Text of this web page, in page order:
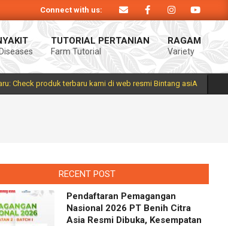
asiA produk nasional hasil inovasi anak negeri untuk
Connect with us:
TUTORIAL PERTANIAN
Farm Tutorial
RAGAM
Variety
Check produk terbaru kami di web resmi Bintang asiA
RECENT POST
Pendaftaran Pemagangan
Nasional 2026 PT Benih Citra
Asia Resmi Dibuka, Kesempatan